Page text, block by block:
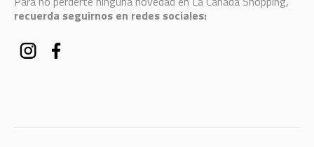
recuerda seguirnos en redes sociales: